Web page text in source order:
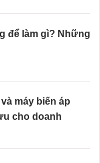
để làm gì? Những
máy biến áp
cho doanh